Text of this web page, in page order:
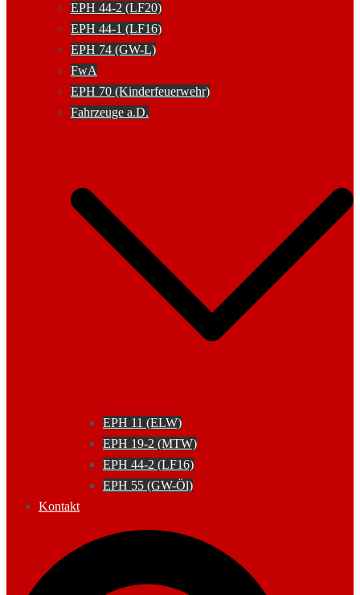
EPH 44-2 (LF20)
EPH 44-1 (LF16)
EPH 74 (GW-L)
FwA
EPH 70 (Kinderfeuerwehr)
Fahrzeuge a.D.
EPH 11 (ELW)
EPH 19-2 (MTW)
EPH 44-2 (LF16)
EPH 55 (GW-Öl)
Kontakt